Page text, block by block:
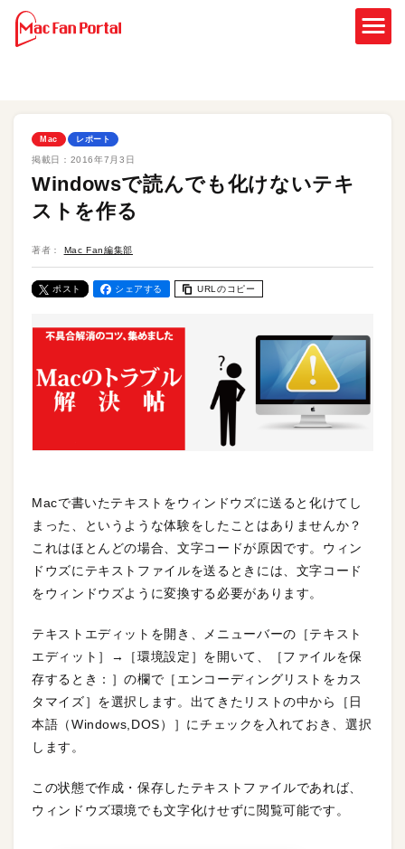
Mac レポート
掲載日： 2016年7月3日
Windowsで読んでも化けないテキ
ストを作る
著者： Mac Fan編集部
ポスト シェアする URLのコピー
Macで書いたテキストをウィンドウズに送ると化けてし
まった、というような体験をしたことはありませんか？
これはほとんどの場合、文字コードが原因です。ウィン
ドウズにテキストファイルを送るときには、文字コード
をウィンドウズように変換する必要があります。
テキストエディットを開き、メニューバーの［テキスト
エディット］→［環境設定］を開いて、［ファイルを保
存するとき：］の欄で［エンコーディングリストをカス
タマイズ］を選択します。出てきたリストの中から［日
本語（Windows,DOS）］にチェックを入れておき、選択
します。
この状態で作成・保存したテキストファイルであれば、
ウィンドウズ環境でも文字化けせずに閲覧可能です。